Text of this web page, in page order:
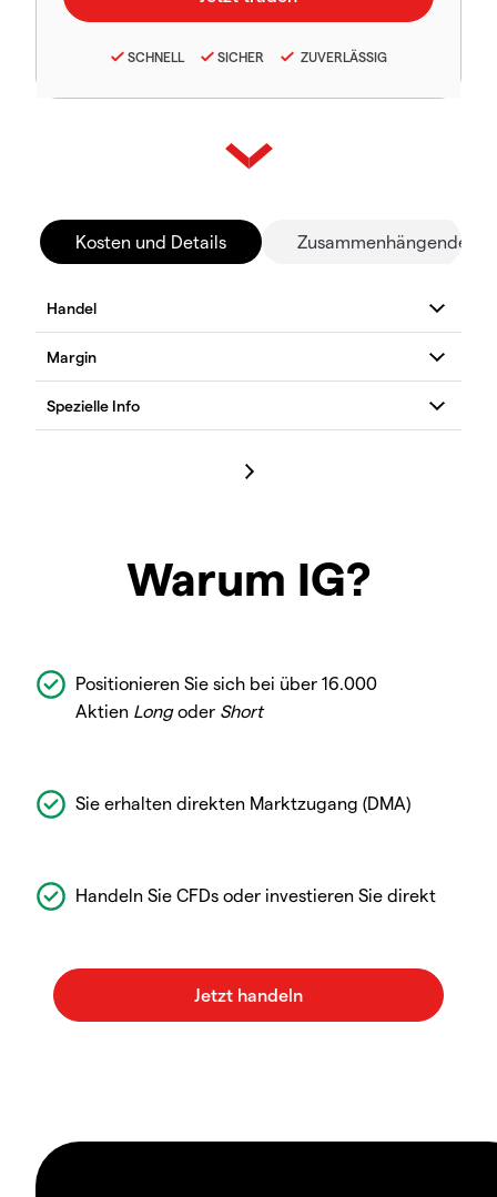
SCHNELL SICHER ZUVERLÄSSIG
Kosten und Details Zusammenhängende
Warum IG?
Positionieren Sie sich bei über 16.000
Aktien Longoder Short
Sie erhalten direkten Marktzugang (DMA)
Handeln Sie CFDs oder investieren Sie direkt